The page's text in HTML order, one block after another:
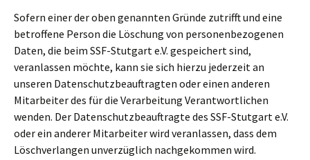
Sofern einer der oben genannten Gründe zutrifft und eine
betroffene Person die Löschung von personenbezogenen
Daten, die beim SSF-Stutgart e.V. gespeichert sind,
veranlassen möchte, kann sie sich hierzu jederzeit an
unseren Datenschutzbeauftragten oder einen anderen
Mitarbeiter des für die Verarbeitung Verantwortlichen
wenden. Der Datenschutzbeauftragte des SSF-Stutgart e.V.
oder ein anderer Mitarbeiter wird veranlassen, dass dem
Löschverlangen unverzüglich nachgekommen wird.